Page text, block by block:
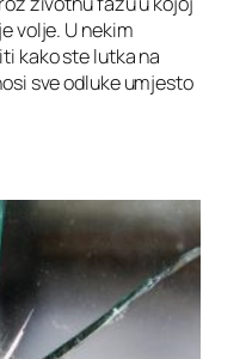
volje. U nekim
kako ste lutka na
sve odluke umjesto